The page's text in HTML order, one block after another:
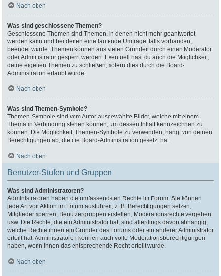
Nach oben
Was sind geschlossene Themen?
Geschlossene Themen sind Themen, in denen nicht mehr geantwortet
werden kann und bei denen eine laufende Umfrage, falls vorhanden,
beendet wurde. Themen können aus vielen Gründen durch einen Moderator
oder Administrator gesperrt werden. Eventuell hast du auch die Möglichkeit,
deine eigenen Themen zu schließen, sofern dies durch die Board-
Administration erlaubt wurde.
Nach oben
Was sind Themen-Symbole?
Themen-Symbole sind vom Autor ausgewählte Bilder, welche mit einem
Thema in Verbindung stehen können, um dessen Inhalt kennzeichnen zu
können. Die Möglichkeit, Themen-Symbole zu verwenden, hängt von deinen
Berechtigungen ab, die die Board-Administration gesetzt hat.
Nach oben
Benutzer-Stufen und Gruppen
Was sind Administratoren?
Administratoren haben die umfassendsten Rechte im Forum. Sie können
jede Art von Aktion im Forum ausführen; z. B. Berechtigungen setzen,
Mitglieder sperren, Benutzergruppen erstellen, Moderationsrechte vergeben
usw. Die Rechte, die ein Administrator hat, sind allerdings davon abhängig,
welche Rechte ihnen ein Gründer des Forums oder ein anderer Administrator
erteilt hat. Administratoren können auch volle Moderationsberechtigungen
haben, wenn ihnen das entsprechende Recht erteilt wurde.
Nach oben